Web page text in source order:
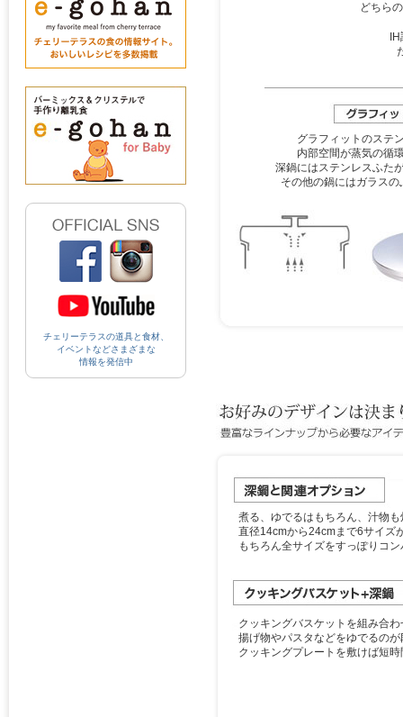
チェリーテラスの道具と食材、
イベントなどさまざまな
情報を発信中
どちら
グラフィットのステ
内部空間が蒸気の循
深鍋にはステンレスふた
その他の鍋にはガラス
煮る、ゆでるはもちろん、汁物
直径14cmから24cmまで6サイズ
もちろん全サイズをすっぽりコ
クッキングバスケットを組み合
揚げ物やパスタなどをゆでるの
クッキングプレートを敷けば短